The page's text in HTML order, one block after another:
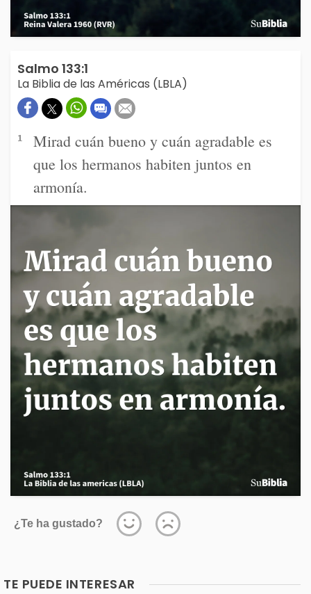
Salmo 133:1
La Biblia de las Américas (LBLA)
1
Mirad cuán bueno y cuán agradable es
que los hermanos habiten juntos en
armonía.
¿Te ha gustado?
TE PUEDE INTERESAR